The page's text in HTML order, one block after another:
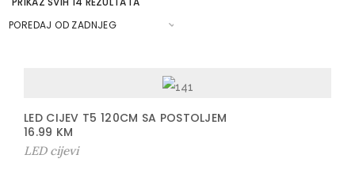
A
LED CIJEV T5 120CM SA POSTOLJEM
16.99 KM
LED cijevi